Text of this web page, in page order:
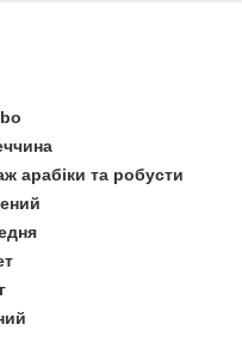
арабіки та робусти